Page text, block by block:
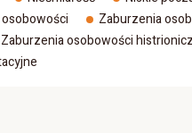
Zaburzenia
Zaburzenia osobowości